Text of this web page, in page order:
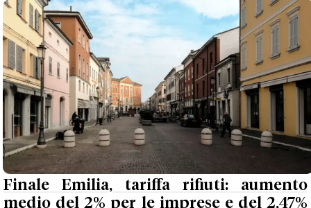
Finale Emilia, tariffa rifiuti: aumento
medio del 2% per le imprese e del 2,47%